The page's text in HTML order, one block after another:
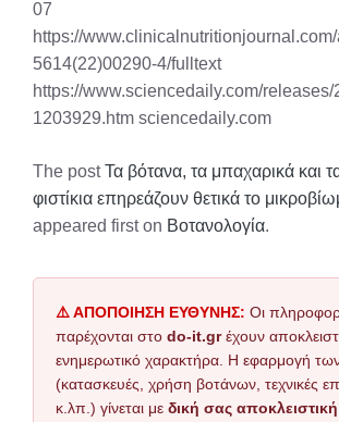
07
https://
5614(22)00290-4/fulltext
https://www.sciencedaily.com/
1203929.htm sciencedaily.com
The postΤα βότανα, τα μπαχαρικά και
φιστίκια επηρεάζουν θετικά το
appeared first on Βοτανολογία.
⚠️ ΑΠΟΠΟΙΗΣΗ ΕΥΘΥΝΗΣ: Οι
παρέχονται στο do-it.grέχουν
ενημερωτικό χαρακτήρα. Η εφαρμογή
(κατασκευές, χρήση βοτάνων, τεχνικές
κ.λπ.) γίνεται με δική σας